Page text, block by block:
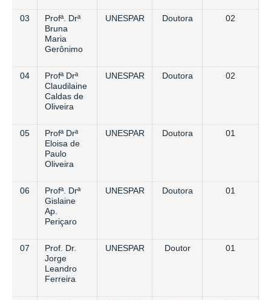
03
Profª. Drª
Bruna
Maria
Gerônimo
UNESPAR Doutora 02
04
Profª Drª
Claudilaine
Caldas de
Oliveira
UNESPAR Doutora 02
05
Profª Drª
Eloisa de
Paulo
Oliveira
UNESPAR Doutora 01
06
Profª. Drª
Gislaine
Ap.
Periçaro
UNESPAR Doutora 01
07
Prof. Dr.
Jorge
Leandro
Ferreira
UNESPAR Doutor 01